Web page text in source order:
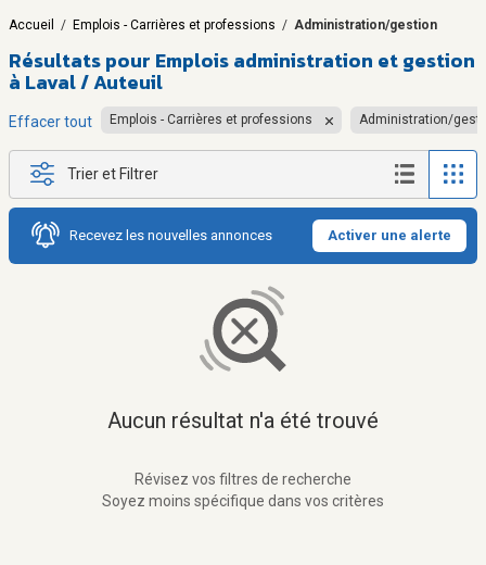
Accueil / Emplois - Carrières et professions / Administration/gestion
Résultats pour Emplois administration et gestion
à Laval / Auteuil
Effacer tout Emplois - Carrières et professions Administration/
Trier et Filtrer
Recevez les nouvelles annonces Activer une alerte
Aucun résultat n'a été trouvé
Révisez vos filtres de recherche
Soyez moins spécifique dans vos critères